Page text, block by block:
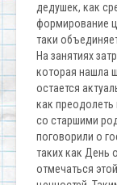
дедушек, как
формирование
таки
На занятиях
которая нашла
остается
как
со старшими
поговорили о
таких как День
отмечаться